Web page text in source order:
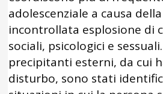
adolescenziale a causa
incontrollata esplosione di
sociali, psicologici e
precipitanti esterni, da cui
disturbo, sono stati